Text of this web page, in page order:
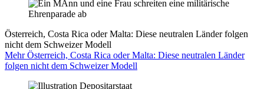
Österreich, Costa Rica oder Malta: Diese neutralen Länder folgen
nicht dem Schweizer Modell
Mehr Österreich, Costa Rica oder Malta: Diese neutralen Länder
folgen nicht dem Schweizer Modell